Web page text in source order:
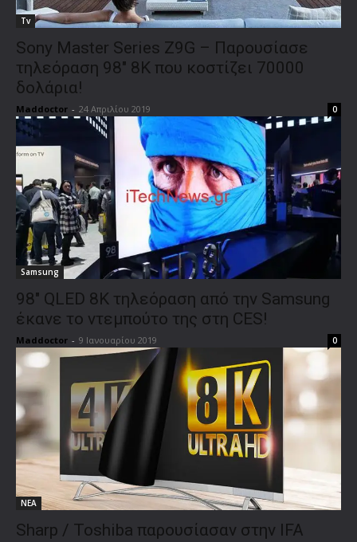
Tv
Sony Master Series Z9G – Παρουσίασε
τηλεόραση 98″ 8K που κοστίζει 70000
δολάρια!
Maddoctor - 24 Απριλίου 2019 0
Samsung
98″ QLED 8K τηλεόραση από την Samsung
έκανε το ντεμπούτο της στη CES!
Maddoctor - 9 Ιανουαρίου 2019 0
ΝΕΑ
Sharp / Toshiba παρουσίασαν στην IFA